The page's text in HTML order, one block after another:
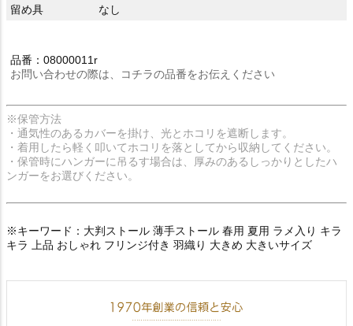
留め具
なし
品番：08000011r
お問い合わせの際は、コチラの品番をお伝えください
※保管方法
・通気性のあるカバーを掛け、光とホコリを遮断します。
・着用したら軽く叩いてホコリを落としてから収納してください。
・保管時にハンガーに吊るす場合は、厚みのあるしっかりとしたハ
ンガーをお選びください。
※キーワード：大判ストール 薄手ストール 春用 夏用 ラメ入り キラ
キラ 上品 おしゃれ フリンジ付き 羽織り 大きめ 大きいサイズ